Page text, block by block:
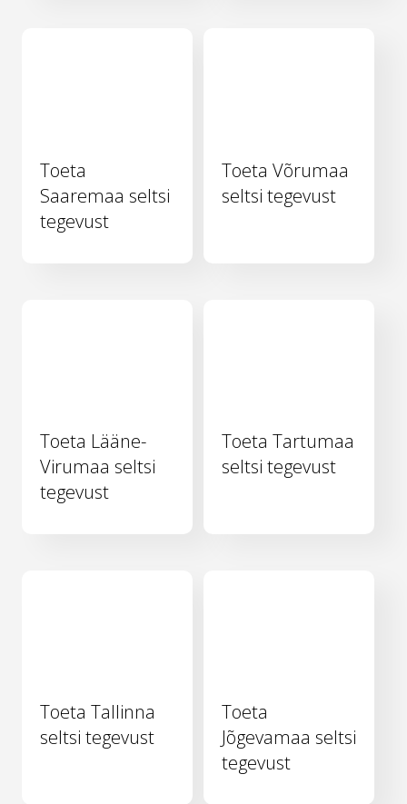
Toeta
Saaremaa seltsi
tegevust
Toeta Võrumaa
seltsi tegevust
Toeta Lääne-
Virumaa seltsi
tegevust
Toeta Tartumaa
seltsi tegevust
Toeta Tallinna
seltsi tegevust
Toeta
Jõgevamaa seltsi
tegevust